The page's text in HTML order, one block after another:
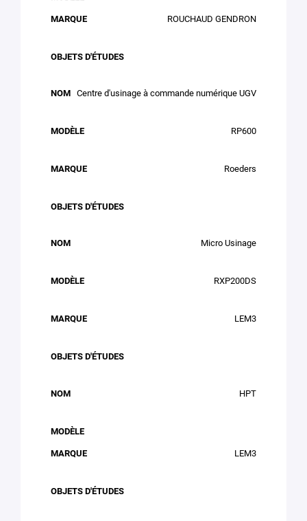
ROUCHAUD GENDRON
Centre d'usinage à commande numérique UGV
RP600
Roeders
Micro Usinage
RXP200DS
LEM3
HPT
LEM3